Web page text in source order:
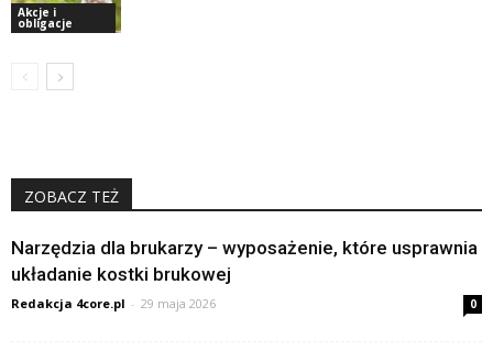
Akcje i
obligacje
ZOBACZ TEŻ
Narzędzia dla brukarzy – wyposażenie, które usprawnia
układanie kostki brukowej
Redakcja 4core.pl - 29 maja 2026 0